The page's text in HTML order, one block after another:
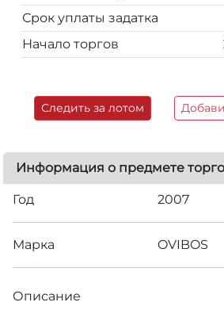
Срок уплаты задатка
Начало торгов
Следить за лотом
Информация о предмете
Год 2007
Марка OVIBOS
Описание